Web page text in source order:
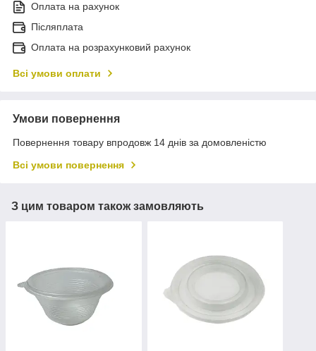
Оплата на рахунок
Післяплата
Оплата на розрахунковий рахунок
Всі умови оплати
Умови повернення
Повернення товару впродовж 14 днів за домовленістю
Всі умови повернення
З цим товаром також замовляють